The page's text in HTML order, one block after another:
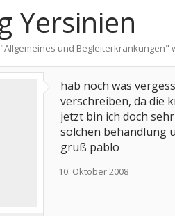
Yersinien
Allgemeines und Begleiterkrankungen"
hab noch was
verschreiben, da die
jetzt bin ich doch
solchen behandlung
gruß pablo
10. Oktober 2008